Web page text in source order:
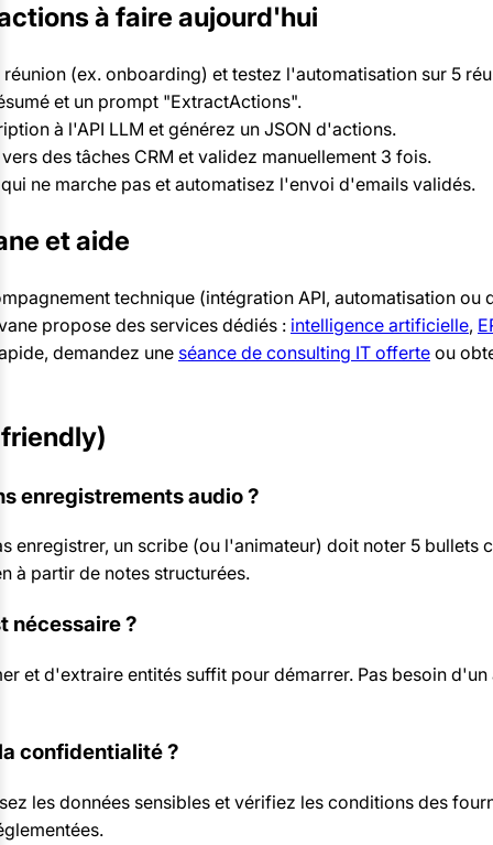
à faire aujourd'hui
réunion (ex. onboarding) et testez l'automatisation sur 5
et un prompt "ExtractActions".
à l'API LLM et générez un JSON d'actions.
des tâches CRM et validez manuellement 3 fois.
ne marche pas et automatisez l'envoi d'emails validés.
et aide
technique (intégration API, automatisation ou
propose des services dédiés : intelligence artificielle,
demandez une séance de consulting IT offerte ou
friendly)
enregistrements audio ?
enregistrer, un scribe (ou l'animateur) doit noter 5 bullets
à partir de notes structurées.
nécessaire ?
et d'extraire entités suffit pour démarrer. Pas besoin
confidentialité ?
les données sensibles et vérifiez les conditions des